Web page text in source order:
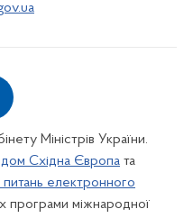
Міністрів України.
Східна Європа та
електронного
програми міжнародної